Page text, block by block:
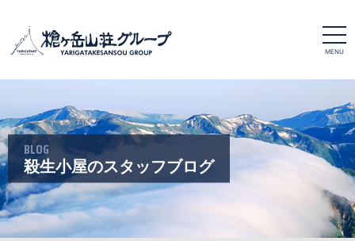
t
o
g
l
n
a
v
g
a
o
n
BLOG
殺生小屋のスタッフブログ